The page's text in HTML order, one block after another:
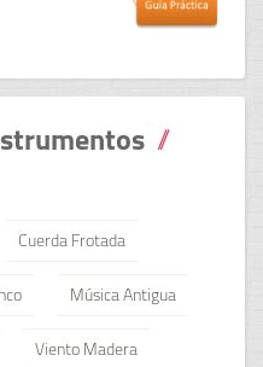
Cuerda Frotada
Música Antigua
Viento Madera